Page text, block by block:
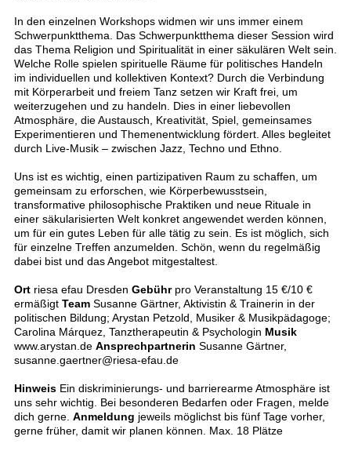
In den einzelnen Workshops widmen wir uns immer einem
Schwerpunktthema. Das Schwerpunktthema dieser Session wird
das Thema Religion und Spiritualität in einer säkulären Welt sein.
Welche Rolle spielen spirituelle Räume für politisches Handeln
im individuellen und kollektiven Kontext? Durch die Verbindung
mit Körperarbeit und freiem Tanz setzen wir Kraft frei, um
weiterzugehen und zu handeln. Dies in einer liebevollen
Atmosphäre, die Austausch, Kreativität, Spiel, gemeinsames
Experimentieren und Themenentwicklung fördert. Alles begleitet
durch Live-Musik – zwischen Jazz, Techno und Ethno.
Uns ist es wichtig, einen partizipativen Raum zu schaffen, um
gemeinsam zu erforschen, wie Körperbewusstsein,
transformative philosophische Praktiken und neue Rituale in
einer säkularisierten Welt konkret angewendet werden können,
um für ein gutes Leben für alle tätig zu sein. Es ist möglich, sich
für einzelne Treffen anzumelden. Schön, wenn du regelmäßig
dabei bist und das Angebot mitgestaltest.
Ort riesa efau Dresden Gebühr pro Veranstaltung 15 €/10 €
ermäßigt Team Susanne Gärtner, Aktivistin & Trainerin in der
politischen Bildung; Arystan Petzold, Musiker & Musikpädagoge;
Carolina Márquez, Tanztherapeutin & Psychologin Musik
www.arystan.de Ansprechpartnerin Susanne Gärtner,
susanne.gaertner@riesa-efau.de
Hinweis Ein diskriminierungs- und barrierearme Atmosphäre ist
uns sehr wichtig. Bei besonderen Bedarfen oder Fragen, melde
dich gerne. Anmeldung jeweils möglichst bis fünf Tage vorher,
gerne früher, damit wir planen können. Max. 18 Plätze